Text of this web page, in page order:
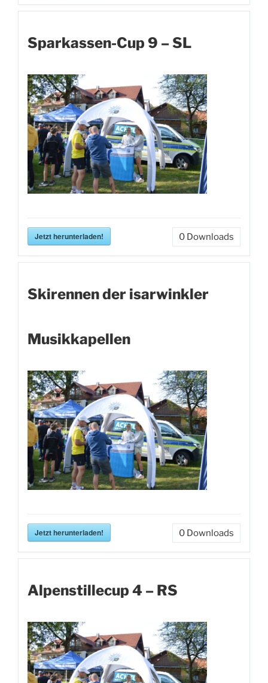
Sparkassen-Cup 9 – SL
Jetzt herunterladen! 0 Downloads
Skirennen der isarwinkler
Musikkapellen
Jetzt herunterladen! 0 Downloads
Alpenstillecup 4 – RS